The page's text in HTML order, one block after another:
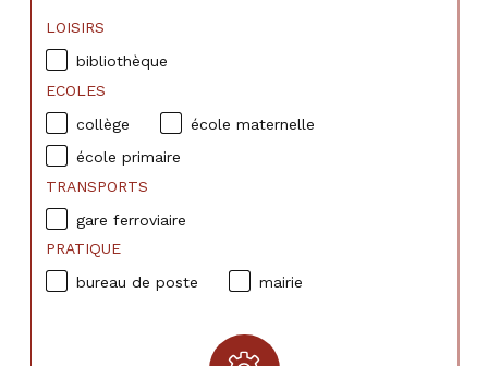
LOISIRS
bibliothèque
ECOLES
collège
école maternelle
école primaire
TRANSPORTS
gare ferroviaire
PRATIQUE
bureau de poste
mairie